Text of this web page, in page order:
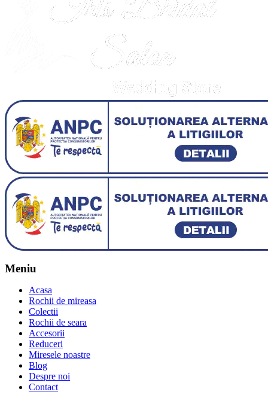
Meniu
Acasa
Rochii de mireasa
Colectii
Rochii de seara
Accesorii
Reduceri
Miresele noastre
Blog
Despre noi
Contact